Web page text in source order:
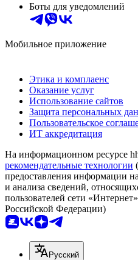
Боты для уведомлений
Мобильное приложение
Этика и комплаенс
Оказание услуг
Использование сайтов
Защита персональных
Пользовательское
ИТ аккредитация
На информационном ресурсе
рекомендательные технологии
предоставления информации
и анализа сведений,
пользователей сети
Российской Федерации)
Русский